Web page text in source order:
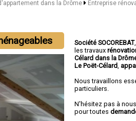
dans la Drôme Entreprise
Société SOCOREBAT
les travaux
Célard dans la
Le Poët-Célard
Nous travaillons
particuliers.
N'hésitez pas à
pour toutes